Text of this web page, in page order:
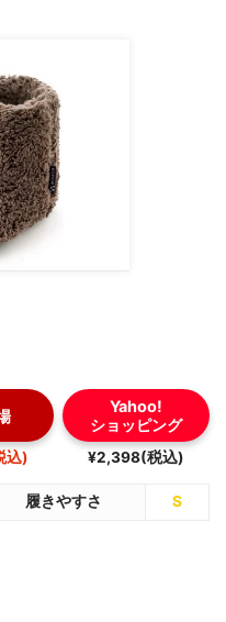
込)
Yahoo!
ショッピング
¥2,398(税込)
履きやすさ S